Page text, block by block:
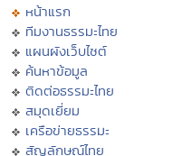
หน้าแรก
ทีมงานธรรมะไทย
แผนผังเว็บไซต์
ค้นหาข้อมูล
ติดต่อธรรมะไทย
สมุดเยี่ยม
เครือข่ายธรรมะ
สัญลักษณ์ไทย